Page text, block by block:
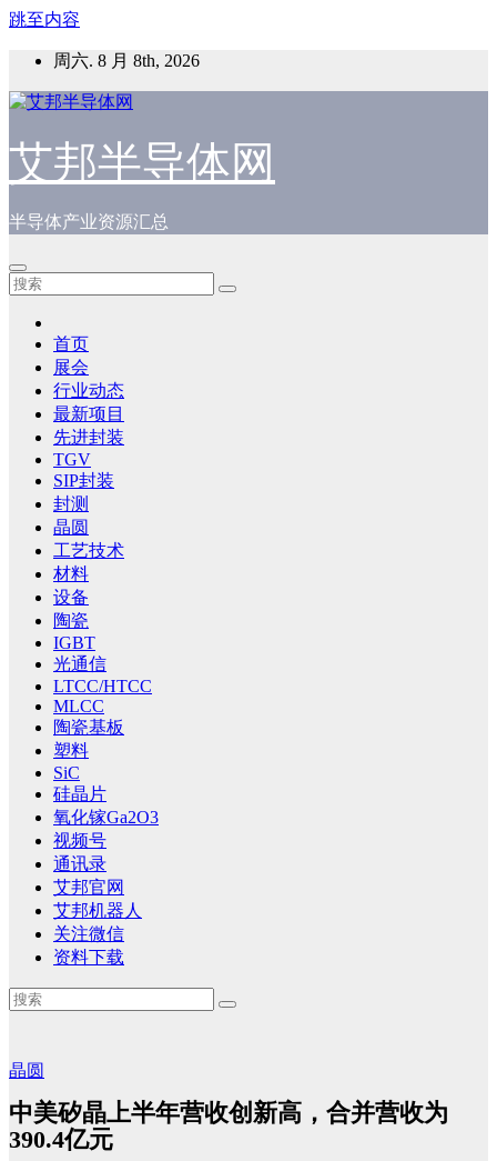
跳至内容
周六. 8 月 8th, 2026
艾邦半导体网
半导体产业资源汇总
首页
展会
行业动态
最新项目
先进封装
TGV
SIP封装
封测
晶圆
工艺技术
材料
设备
陶瓷
IGBT
光通信
LTCC/HTCC
MLCC
陶瓷基板
塑料
SiC
硅晶片
氧化镓Ga2O3
视频号
通讯录
艾邦官网
艾邦机器人
关注微信
资料下载
晶圆
中美矽晶上半年营收创新高，合并营收为
390.4亿元